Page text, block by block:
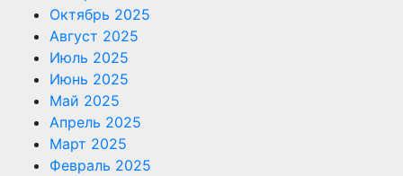
Октябрь 2025
Август 2025
Июль 2025
Июнь 2025
Май 2025
Апрель 2025
Март 2025
Февраль 2025